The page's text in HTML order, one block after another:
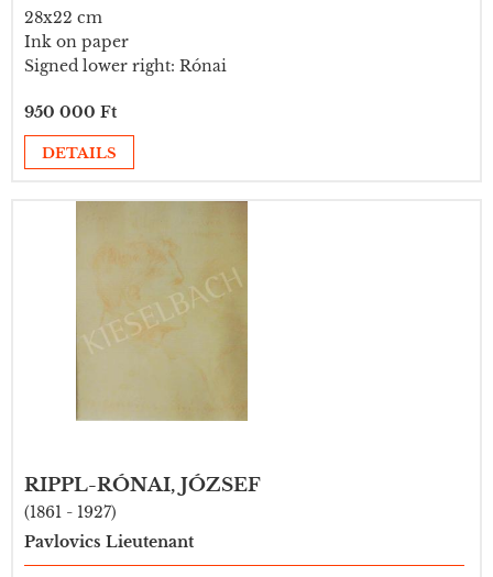
28x22 cm
Ink on paper
Signed lower right: Rónai
950 000 Ft
DETAILS
RIPPL-RÓNAI, JÓZSEF
(1861 - 1927)
Pavlovics Lieutenant